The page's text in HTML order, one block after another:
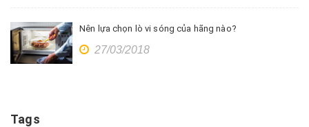
Nên lựa chọn lò vi sóng của hãng nào?
27/03/2018
Tags